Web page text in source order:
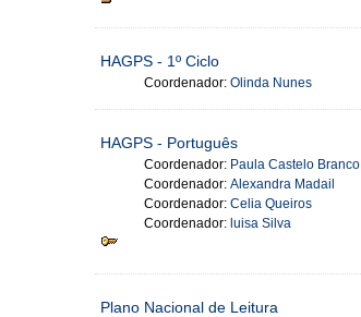
HAGPS - 1º Ciclo
Coordenador:Olinda Nunes
HAGPS - Português
Coordenador: Paula Castelo Branco
Coordenador:Alexandra Madail
Coordenador:Celia Queiros
Coordenador: luisa Silva
Plano Nacional de Leitura